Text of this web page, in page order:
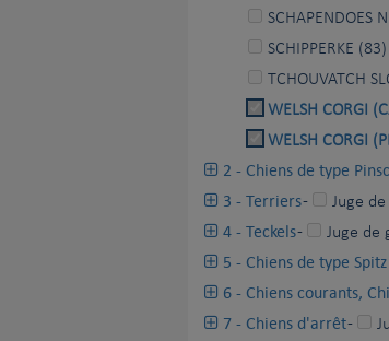
SCHAPENDOES
SCHIPPERKE (83)
TCHOUVATCH
WELSH CORGI
WELSH CORGI
2 - Chiens de type
3 - Terriers- Juge
4 - Teckels- Juge de
5 - Chiens de type
6 - Chiens courants,
7 - Chiens d'arrêt-